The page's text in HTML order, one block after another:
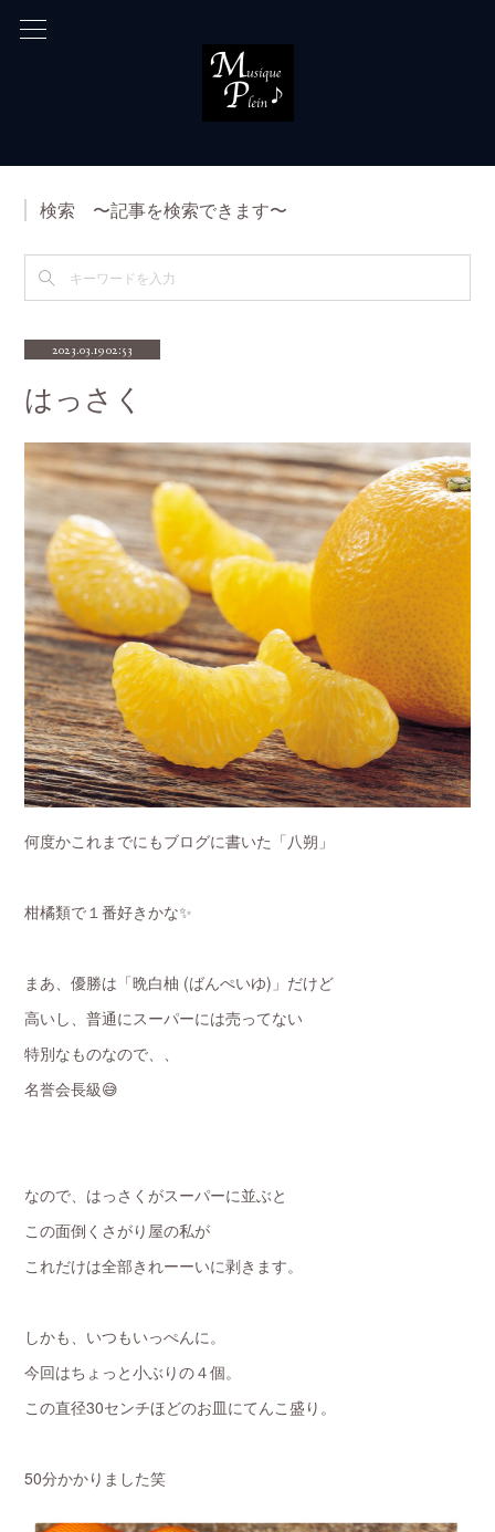
検索 〜記事を検索できます〜
2023.03.19 02:53
はっさく
何度かこれまでにもブログに書いた「八朔」
柑橘類で１番好きかな✨
まあ、優勝は「晩白柚 (ばんぺいゆ)」だけど
高いし、普通にスーパーには売ってない
特別なものなので、、
名誉会長級😅
なので、はっさくがスーパーに並ぶと
この面倒くさがり屋の私が
これだけは全部きれーーいに剥きます。
しかも、いつもいっぺんに。
今回はちょっと小ぶりの４個。
この直径30センチほどのお皿にてんこ盛り。
50分かかりました笑